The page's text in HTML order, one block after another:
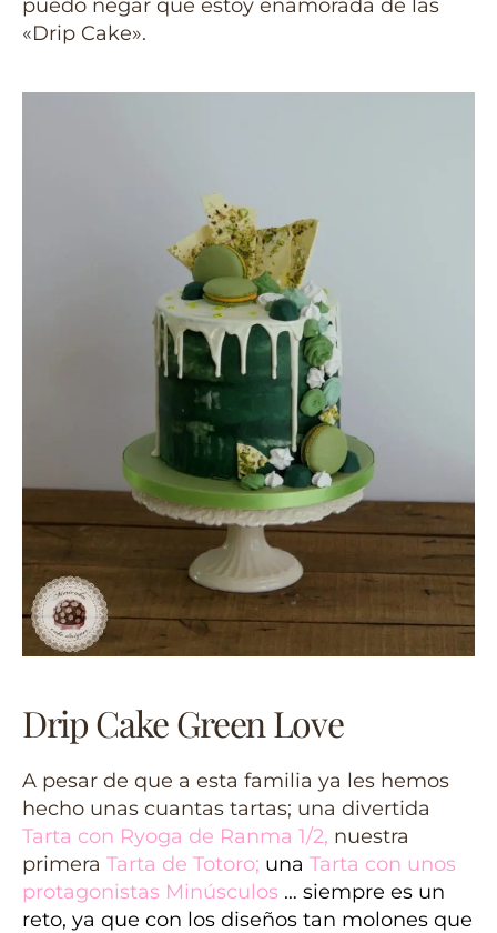
puedo negar que estoy enamorada de las
«Drip Cake».
Drip Cake Green Love
A pesar de que a esta familia ya les hemos
hecho unas cuantas tartas; una divertida
Tarta con Ryoga de Ranma 1/2, nuestra
primera Tarta de Totoro; una Tarta con unos
protagonistas Minúsculos … siempre es un
reto, ya que con los diseños tan molones que